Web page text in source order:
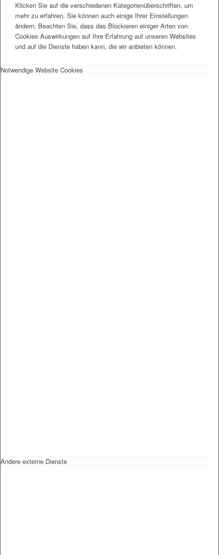
Klicken Sie auf die verschiedenen Kategorienüberschriften, um
mehr zu erfahren. Sie können auch einige Ihrer Einstellungen
ändern. Beachten Sie, dass das Blockieren einiger Arten von
Cookies Auswirkungen auf Ihre Erfahrung auf unseren Websites
und auf die Dienste haben kann, die wir anbieten können.
Notwendige Website Cookies
Andere externe Dienste